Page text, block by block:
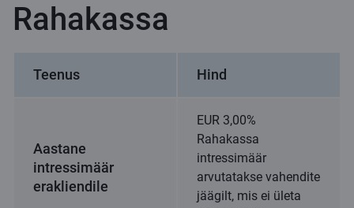
Rahakassa
Teenus Hind
Aastane
intressimäär
erakliendile
EUR 3,00%
Rahakassa
intressimäär
arvutatakse vahendite
jäägilt, mis ei ületa